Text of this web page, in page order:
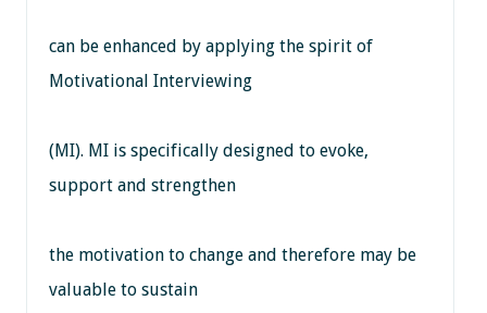
can be enhanced by applying the spirit of
Motivational Interviewing
(MI). MI is specifically designed to evoke,
support and strengthen
the motivation to change and therefore may be
valuable to sustain